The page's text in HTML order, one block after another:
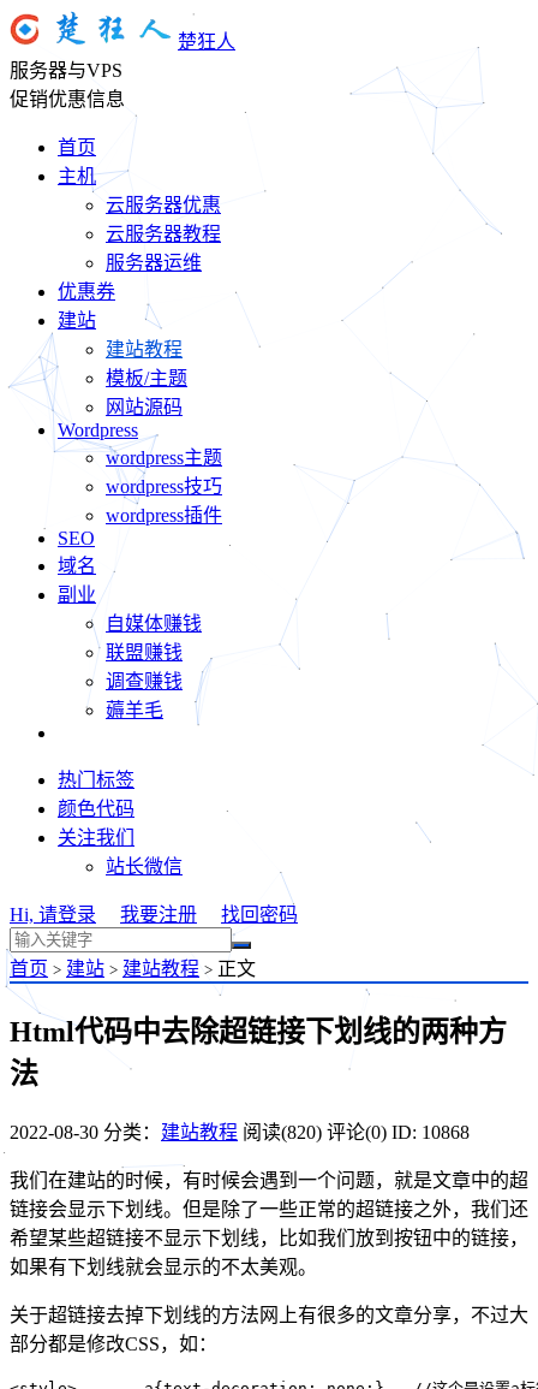
楚狂人
服务器与VPS
促销优惠信息
首页
主机
云服务器优惠
云服务器教程
服务器运维
优惠券
建站
建站教程
模板/主题
网站源码
Wordpress
wordpress主题
wordpress技巧
wordpress插件
SEO
域名
副业
自媒体赚钱
联盟赚钱
调查赚钱
薅羊毛
热门标签
颜色代码
关注我们
站长微信
Hi, 请登录 我要注册 找回密码
首页 > 建站 > 建站教程 > 正文
Html代码中去除超链接下划线的两种方
法
2022-08-30 分类： 建站教程 阅读(820) 评论(0) ID: 10868
我们在建站的时候，有时候会遇到一个问题，就是文章中的超
链接会显示下划线。但是除了一些正常的超链接之外，我们还
希望某些超链接不显示下划线，比如我们放到按钮中的链接，
如果有下划线就会显示的不太美观。
关于超链接去掉下划线的方法网上有很多的文章分享，不过大
部分都是修改CSS，如：